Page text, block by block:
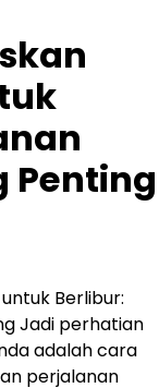
Penting
Berlibur:
Jadi perhatian
adalah cara
perjalanan